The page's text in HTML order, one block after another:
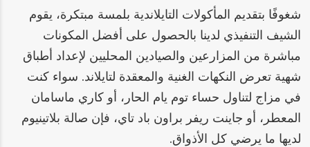
شغوفًا بتقديم المأكولات التايلاندية بلمسة مبتكرة، يقوم
الشيف التنفيذي لدينا بالحصول على أفضل المكونات
مباشرة من المزارعين والصيادين المحليين لإعداد أطباق
شهية تعرض النكهات الغنية والمعقدة لتايلاند. سواء كنت
في مزاج لتناول حساء توم يام الحار، أو كاري ماسامان
المعطر، أو جاينت ريفر براون باد تاي، فإن صالة بلاتينيوم
لديها ما يرضي كل الأذواق.